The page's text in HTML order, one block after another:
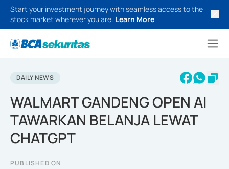
Start your investment journey with seamless access to the
stock market wherever you are. Learn More
DAILY NEWS
WALMART GANDENG OPEN AI
TAWARKAN BELANJA LEWAT
CHATGPT
PUBLISHED ON